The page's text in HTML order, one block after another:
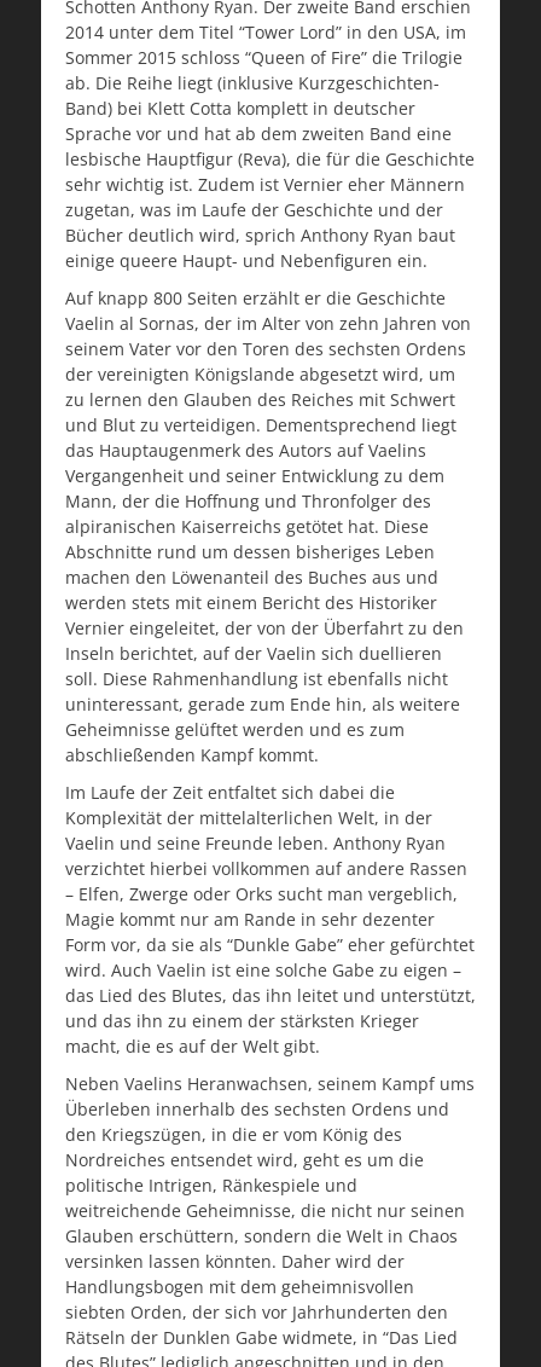
Schotten Anthony Ryan. Der zweite Band erschien
2014 unter dem Titel “Tower Lord” in den USA, im
Sommer 2015 schloss “Queen of Fire” die Trilogie
ab. Die Reihe liegt (inklusive Kurzgeschichten-
Band) bei Klett Cotta komplett in deutscher
Sprache vor und hat ab dem zweiten Band eine
lesbische Hauptfigur (Reva), die für die Geschichte
sehr wichtig ist. Zudem ist Vernier eher Männern
zugetan, was im Laufe der Geschichte und der
Bücher deutlich wird, sprich Anthony Ryan baut
einige queere Haupt- und Nebenfiguren ein.
Auf knapp 800 Seiten erzählt er die Geschichte
Vaelin al Sornas, der im Alter von zehn Jahren von
seinem Vater vor den Toren des sechsten Ordens
der vereinigten Königslande abgesetzt wird, um
zu lernen den Glauben des Reiches mit Schwert
und Blut zu verteidigen. Dementsprechend liegt
das Hauptaugenmerk des Autors auf Vaelins
Vergangenheit und seiner Entwicklung zu dem
Mann, der die Hoffnung und Thronfolger des
alpiranischen Kaiserreichs getötet hat. Diese
Abschnitte rund um dessen bisheriges Leben
machen den Löwenanteil des Buches aus und
werden stets mit einem Bericht des Historiker
Vernier eingeleitet, der von der Überfahrt zu den
Inseln berichtet, auf der Vaelin sich duellieren
soll. Diese Rahmenhandlung ist ebenfalls nicht
uninteressant, gerade zum Ende hin, als weitere
Geheimnisse gelüftet werden und es zum
abschließenden Kampf kommt.
Im Laufe der Zeit entfaltet sich dabei die
Komplexität der mittelalterlichen Welt, in der
Vaelin und seine Freunde leben. Anthony Ryan
verzichtet hierbei vollkommen auf andere Rassen
– Elfen, Zwerge oder Orks sucht man vergeblich,
Magie kommt nur am Rande in sehr dezenter
Form vor, da sie als “Dunkle Gabe” eher gefürchtet
wird. Auch Vaelin ist eine solche Gabe zu eigen –
das Lied des Blutes, das ihn leitet und unterstützt,
und das ihn zu einem der stärksten Krieger
macht, die es auf der Welt gibt.
Neben Vaelins Heranwachsen, seinem Kampf ums
Überleben innerhalb des sechsten Ordens und
den Kriegszügen, in die er vom König des
Nordreiches entsendet wird, geht es um die
politische Intrigen, Ränkespiele und
weitreichende Geheimnisse, die nicht nur seinen
Glauben erschüttern, sondern die Welt in Chaos
versinken lassen könnten. Daher wird der
Handlungsbogen mit dem geheimnisvollen
siebten Orden, der sich vor Jahrhunderten den
Rätseln der Dunklen Gabe widmete, in “Das Lied